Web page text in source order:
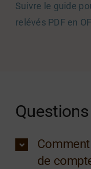
Suivre le guide
relévés PDF en
de